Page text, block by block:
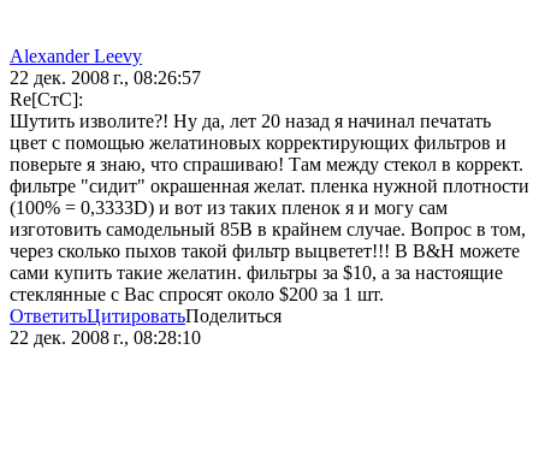
Alexander Leevy
22 дек. 2008 г., 08:26:57
Re[СтС]:
Шутить изволите?! Ну да, лет 20 назад я начинал печатать
цвет с помощью желатиновых корректирующих фильтров и
поверьте я знаю, что спрашиваю! Там между стекол в коррект.
фильтре "сидит" окрашенная желат. пленка нужной плотности
(100% = 0,3333D) и вот из таких пленок я и могу сам
изготовить самодельный 85B в крайнем случае. Вопрос в том,
через сколько пыхов такой фильтр выцветет!!! В B&H можете
сами купить такие желатин. фильтры за $10, а за настоящие
стеклянные с Вас спросят около $200 за 1 шт.
ОтветитьЦитироватьПоделиться
22 дек. 2008 г., 08:28:10